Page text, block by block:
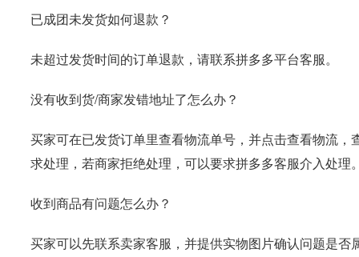
已成团未发货如何退款？
未超过发货时间的订单退款，请联系拼多多平台客服。
没有收到货/商家发错地址了怎么办？
买家可在已发货订单里查看物流单号，并点击查看物流
求处理，若商家拒绝处理，可以要求拼多多客服介入处理
收到商品有问题怎么办？
买家可以先联系卖家客服，并提供实物图片确认问题是